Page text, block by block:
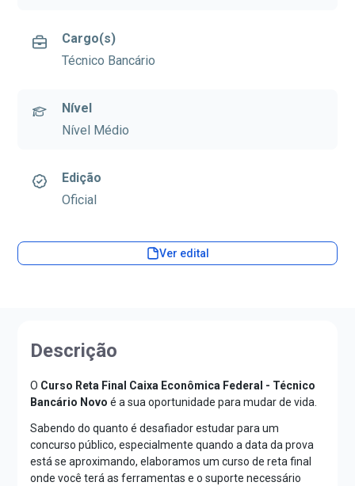
Cargo(s)
Técnico Bancário
Nível
Nível Médio
Edição
Oficial
Ver edital
Descrição
O Curso Reta Final Caixa Econômica Federal - Técnico
Bancário Novo é a sua oportunidade para mudar de vida.
Sabendo do quanto é desafiador estudar para um
concurso público, especialmente quando a data da prova
está se aproximando, elaboramos um curso de reta final
onde você terá as ferramentas e o suporte necessário